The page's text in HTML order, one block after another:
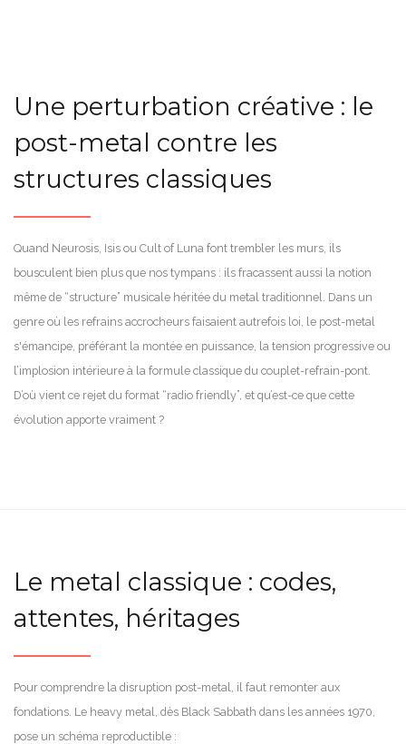
Une perturbation créative : le
post-metal contre les
structures classiques
Quand Neurosis, Isis ou Cult of Luna font trembler les murs, ils
bousculent bien plus que nos tympans : ils fracassent aussi la notion
même de “structure” musicale héritée du metal traditionnel. Dans un
genre où les refrains accrocheurs faisaient autrefois loi, le post-metal
s'émancipe, préférant la montée en puissance, la tension progressive ou
l’implosion intérieure à la formule classique du couplet-refrain-pont.
D’où vient ce rejet du format “radio friendly”, et qu’est-ce que cette
évolution apporte vraiment ?
Le metal classique : codes,
attentes, héritages
Pour comprendre la disruption post-metal, il faut remonter aux
fondations. Le heavy metal, dès Black Sabbath dans les années 1970,
pose un schéma reproductible :